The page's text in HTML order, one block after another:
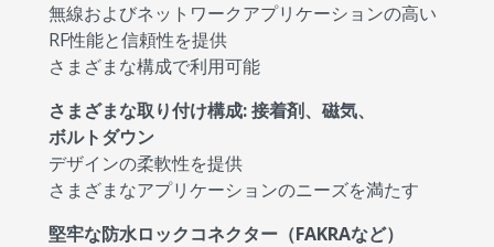
無線およびネットワークアプリケーションの高い
RF性能と信頼性を提供
さまざまな構成で利用可能
さまざまな取り付け構成: 接着剤、磁気、
ボルトダウン
デザインの柔軟性を提供
さまざまなアプリケーションのニーズを満たす
堅牢な防水ロックコネクター（FAKRAなど）